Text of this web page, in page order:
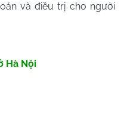
và điều trị cho người
Hà Nội